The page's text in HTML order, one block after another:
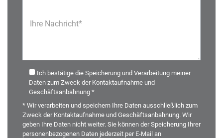
Ihre Nachricht*
Ich bestätige die Speicherung und Verarbeitung meiner
Daten zum Zweck der Kontaktaufnahme und
Geschäftsanbahnung *
* Wir verarbeiten und speichern Ihre Daten ausschließlich zum
Zweck der Kontaktaufnahme und Geschäftsanbahnung. Wir
geben Ihre Daten nicht weiter. Sie können der Speicherung Ihrer
personenbezogenen Daten jederzeit per E-Mail an